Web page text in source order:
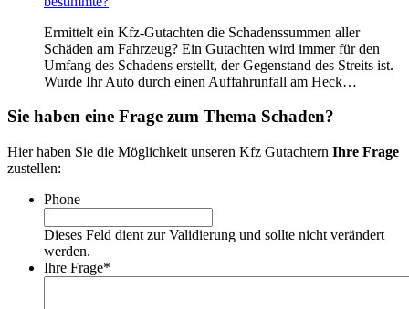
Ermittelt ein Kfz-Gutachten die Schadenssummen aller
Schäden am Fahrzeug? Ein Gutachten wird immer für den
Umfang des Schadens erstellt, der Gegenstand des Streits ist.
Wurde Ihr Auto durch einen Auffahrunfall am Heck…
Sie haben eine Frage zum Thema Schaden?
Hier haben Sie die Möglichkeit unseren Kfz Gutachtern Ihre Frage
zustellen:
Phone
Dieses Feld dient zur Validierung und sollte nicht verändert
werden.
Ihre Frage*